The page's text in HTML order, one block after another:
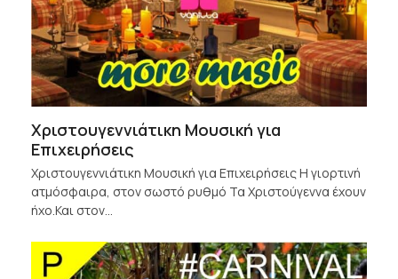
Χριστουγεννιάτικη Μουσική για
Επιχειρήσεις
Χριστουγεννιάτικη Μουσική για Επιχειρήσεις Η γιορτινή
ατμόσφαιρα, στον σωστό ρυθμό Τα Χριστούγεννα έχουν
ήχο.Και στον…